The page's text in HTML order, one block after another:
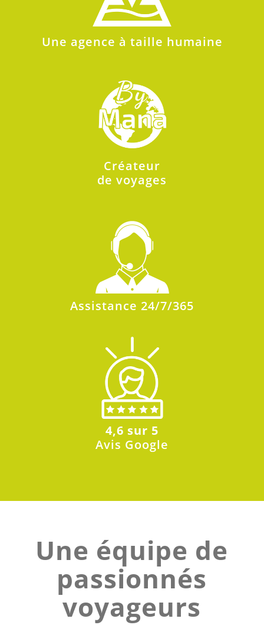
Une agence à taille humaine
Créateur
de voyages
Assistance 24/7/365
4,6 sur 5
Avis Google
Une équipe de
passionnés
voyageurs